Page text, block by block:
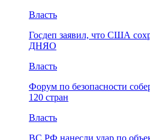
Власть
Госдеп заявил, что США
ДНЯО
Власть
Форум по безопасности
120 стран
Власть
ВС РФ нанесли удар по